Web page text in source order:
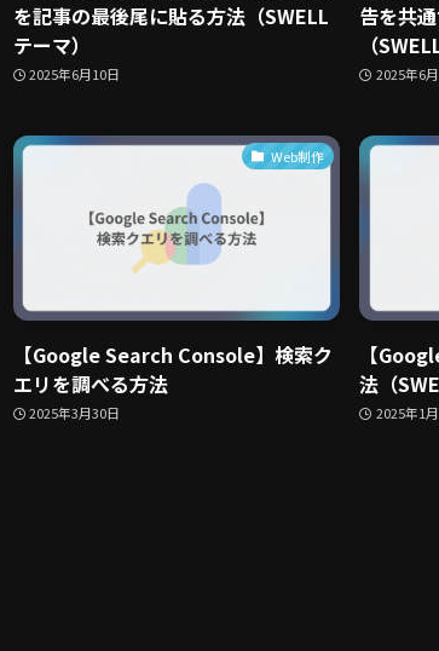
を記事の最後尾に貼る方法（SWELL
テーマ）
2025年6月10日
告を共
（
2025年6
Web制作
【Google Search Console】検索ク
エリを調べる方法
2025年3月30日
【
法（
2025年1